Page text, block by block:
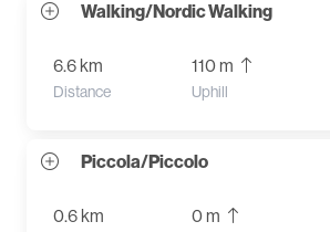
Walking/Nordic Walking
6.6 km
Distance
110 m
Uphill
Piccola/Piccolo
0.6 km 0 m